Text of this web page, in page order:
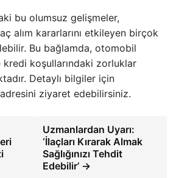
bu olumsuz gelişmeler,
alım kararlarını etkileyen birçok
Bu bağlamda, otomobil
kredi koşullarındaki zorluklar
Detaylı bilgiler için
ziyaret edebilirsiniz.
Uzmanlardan Uyarı:
‘İlaçları Kırarak Almak
Sağlığınızı Tehdit
Edebilir’ →